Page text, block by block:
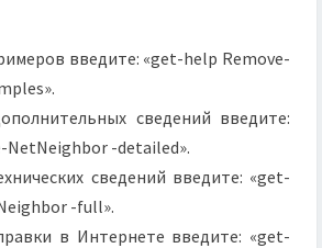
введите: «get-help Remove-
сведений введите:
NetNeighbor -detailed».
сведений введите: «get-
-full».
в Интернете введите: «get-